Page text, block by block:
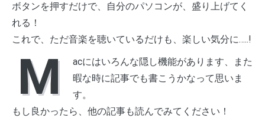
ボタンを押すだけで、自分のパソコンが、盛り上げてく
れる！
これで、ただ音楽を聴いているだけも、楽しい気分に…..!
M
acにはいろんな隠し機能があります、また
暇な時に記事でも書こうかなって思いま
す。
もし良かったら、他の記事も読んでみてください！